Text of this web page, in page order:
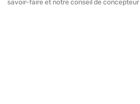
savoir-faire et notre conseil de concepteur